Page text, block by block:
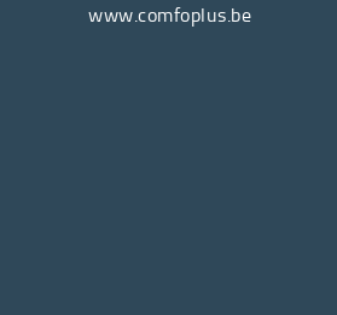
www.comfoplus.be